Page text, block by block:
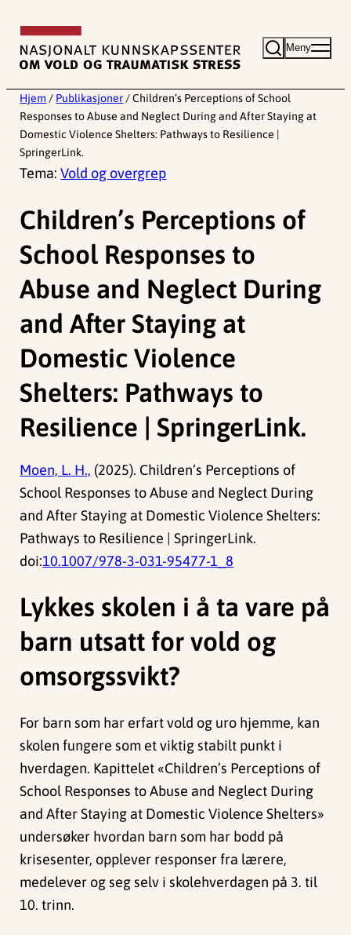
innhold
Meny
Hjem / Publikasjoner / Children’s Perceptions of School
Responses to Abuse and Neglect During and After Staying at
Domestic Violence Shelters: Pathways to Resilience |
SpringerLink.
Tema:Vold og overgrep
Children’s Perceptions of
School Responses to
Abuse and Neglect During
and After Staying at
Domestic Violence
Shelters: Pathways to
Resilience | SpringerLink.
Moen, L. H., (2025). Children’s Perceptions of
School Responses to Abuse and Neglect During
and After Staying at Domestic Violence Shelters:
Pathways to Resilience | SpringerLink.
doi:10.1007/978-3-031-95477-1_8
Lykkes skolen i å ta vare på
barn utsatt for vold og
omsorgssvikt?
For barn som har erfart vold og uro hjemme, kan
skolen fungere som et viktig stabilt punkt i
hverdagen. Kapittelet «Children’s Perceptions of
School Responses to Abuse and Neglect During
and After Staying at Domestic Violence Shelters»
undersøker hvordan barn som har bodd på
krisesenter, opplever responser fra lærere,
medelever og seg selv i skolehverdagen på 3. til
10. trinn.